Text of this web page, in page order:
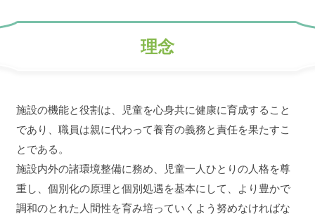
理念
施設の機能と役割は、児童を心身共に健康に育成すること
であり、職員は親に代わって養育の義務と責任を果たすこ
とである。
施設内外の諸環境整備に務め、児童一人ひとりの人格を尊
重し、個別化の原理と個別処遇を基本にして、より豊かで
調和のとれた人間性を育み培っていくよう努めなければな